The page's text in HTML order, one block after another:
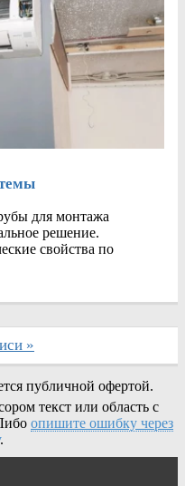
для монтажа
решение.
свойства по
»
публичной офертой.
текст или область с
опишите ошибку через
.